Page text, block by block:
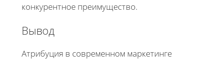
конкурентное преимущество.
Вывод
Атрибуция в современном маркетинге